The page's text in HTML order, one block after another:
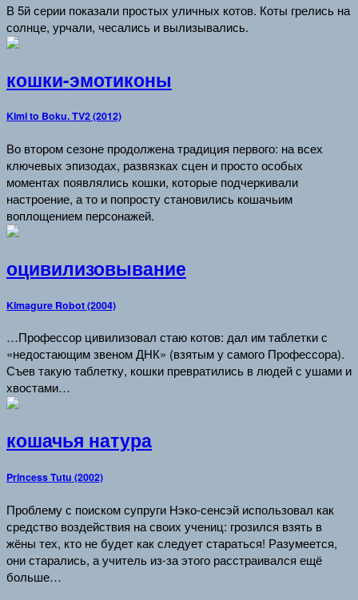
В 5й серии показали простых уличных котов. Коты грелись на
солнце, урчали, чесались и вылизывались.
кошки-эмотиконы
Kimi to Boku. TV2 (2012)
Во втором сезоне продолжена традиция первого: на всех
ключевых эпизодах, развязках сцен и просто особых
моментах появлялись кошки, которые подчеркивали
настроение, а то и попросту становились кошачьим
воплощением персонажей.
оцивилизовывание
Kimagure Robot (2004)
…Профессор цивилизовал стаю котов: дал им таблетки с
«недостающим звеном ДНК» (взятым у самого Профессора).
Съев такую таблетку, кошки превратились в людей с ушами и
хвостами…
кошачья натура
Princess Tutu (2002)
Проблему с поиском супруги Нэко-сенсэй использовал как
средство воздействия на своих учениц: грозился взять в
жёны тех, кто не будет как следует стараться! Разумеется,
они старались, а учитель из-за этого расстраивался ещё
больше…